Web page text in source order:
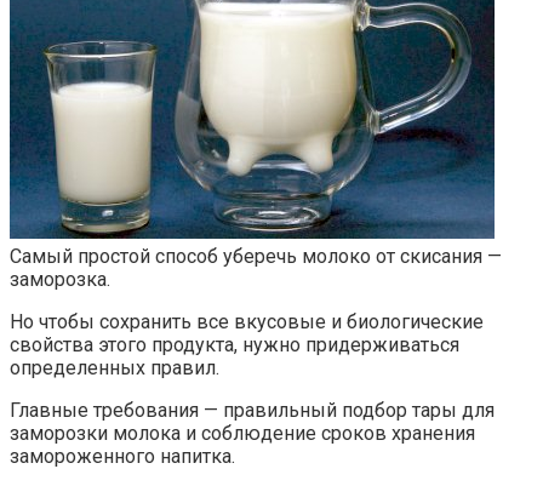
Самый простой способ уберечь молоко от скисания —
заморозка.
Но чтобы сохранить все вкусовые и биологические
свойства этого продукта, нужно придерживаться
определенных правил.
Главные требования — правильный подбор тары для
заморозки молока и соблюдение сроков хранения
замороженного напитка.